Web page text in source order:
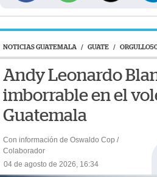
NOTICIAS GUATEMALA / GUATE /
Andy Leonardo
imborrable en el
Guatemala
Con información de Oswaldo Cop /
Colaborador
04 de agosto de 2026, 16:34